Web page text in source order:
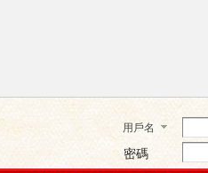
用戶名
密碼